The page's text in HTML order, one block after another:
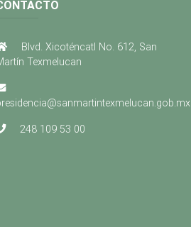
Blvd. Xicoténcatl No. 612, San
Texmelucan
248 109 53 00